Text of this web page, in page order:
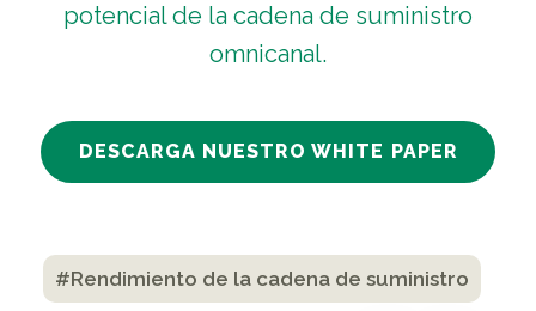
potencial de la cadena de suministro
omnicanal.
DESCARGA NUESTRO WHITE PAPER
#Rendimiento de la cadena de suministro